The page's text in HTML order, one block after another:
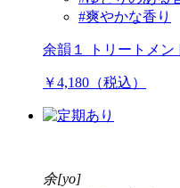
#爽やかな香り
余韻１ トリートメ
￥4,180（税込）
余[yo]